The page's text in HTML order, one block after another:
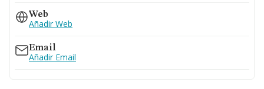
Web
Añadir Web
Email
Añadir Email